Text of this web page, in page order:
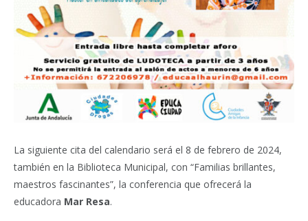
La siguiente cita del calendario será el 8 de febrero de 2024,
también en la Biblioteca Municipal, con “Familias brillantes,
maestros fascinantes”, la conferencia que ofrecerá la
educadora Mar Resa.